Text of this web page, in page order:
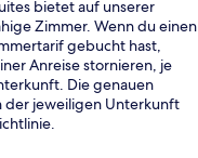
bietet auf unserer
Zimmer. Wenn du einen
gebucht hast,
Anreise stornieren, je
Die genauen
der jeweiligen Unterkunft